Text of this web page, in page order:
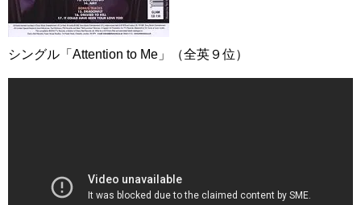
シングル「Attention to Me」（全英９位）